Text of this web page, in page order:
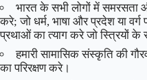
भारत के सभी लोगों में समरसता
करे; जो धर्म, भाषा और प्रदेश या
प्रथाओं का त्याग करे जो स्त्रियों के
हमारी सामासिक संस्कृति की
का परिरक्षण करे।